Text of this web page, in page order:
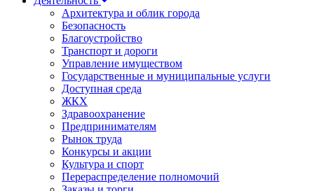
Архитектура и облик города
Безопасность
Благоустройство
Транспорт и дороги
Управление имуществом
Государственные и муниципальные услуги
Доступная среда
ЖКХ
Здравоохранение
Предпринимателям
Рынок труда
Конкурсы и акции
Культура и спорт
Перераспределение полномочий